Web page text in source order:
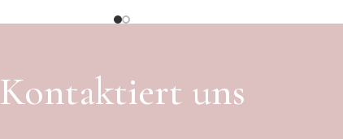
Kontaktiert uns